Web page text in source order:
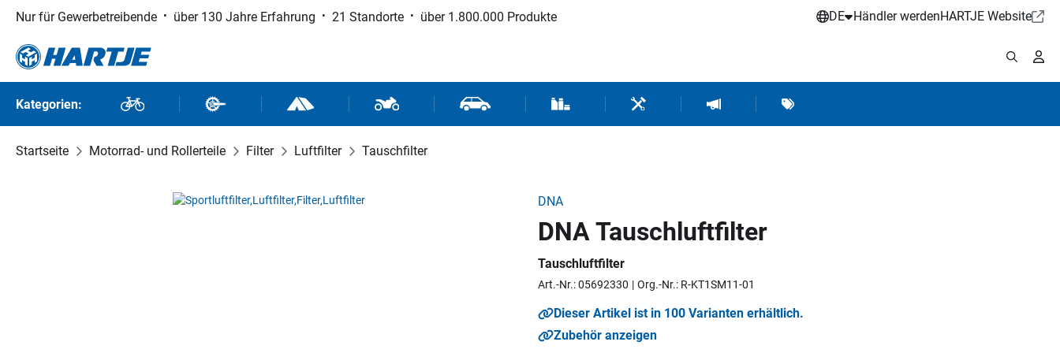
Hauptinhalt springen
Zur Suche springen
Zur Hauptnavigation springen
Nur für Gewerbetreibende über 130 Jahre Erfahrung 21 Standorte über 1.800.000 Produkte DE Händler werdenHARTJE Website
Kategorien: Fahrräder Fahrradteile Outdoor und SportMotorrad- und RollerteileFahrzeugteile und ZubehörVerbrauchsmaterial / Werkstattbedarf
Werkzeuge / Werkstattausrüstung
Hartje MarketingMarken
Startseite Motorrad- und Rollerteile Filter Luftfilter Tauschfilter
DNA
DNA Tauschluftfilter
Tauschluftfilter
Art.-Nr.: 05692330 Org.-Nr.: R-KT1SM11-01
Dieser Artikel ist in 100 Varianten erhältlich.
Zubehör anzeigen